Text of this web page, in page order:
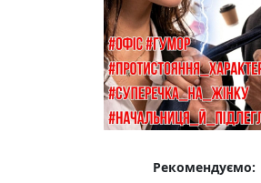
Рекомендуємо: